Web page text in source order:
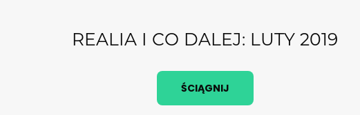
REALIA I CO DALEJ: LUTY 2019
ŚCIĄGNIJ